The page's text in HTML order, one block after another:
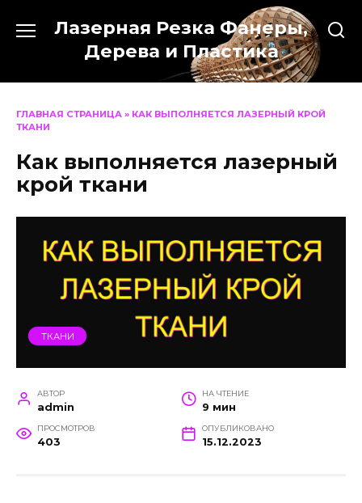
содержанию
Лазерная Резка Фанеры,
Дерева и Пластика
ГЛАВНАЯ СТРАНИЦА » КАК ВЫПОЛНЯЕТСЯ ЛАЗЕРНЫЙ КРОЙ
ТКАНИ
Как выполняется лазерный
крой ткани
ТКАНИ
АВТОР
admin
НА ЧТЕНИЕ
9 мин
ПРОСМОТРОВ
403
ОПУБЛИКОВАНО
15.12.2023